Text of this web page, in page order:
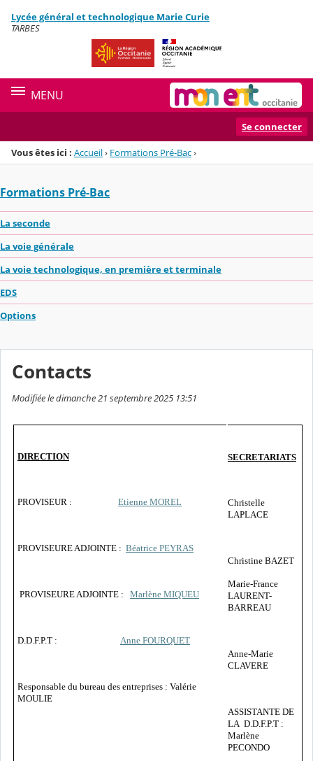
Menu de la rubrique
Contenu
Lycée général et technologique Marie Curie
TARBES
MENU
Se connecter
Vous êtes ici : Accueil› Formations Pré-Bac›
Formations Pré-Bac
La seconde
La voie générale
La voie technologique, en première et terminale
EDS
Options
Contacts
Modifiée le dimanche 21 septembre 2025 13:51
DIRECTION
PROVISEUR : Etienne MOREL
PROVISEURE ADJOINTE : Béatrice PEYRAS
PROVISEURE ADJOINTE : Marlène MIQUEU
D.D.F.P.T : Anne FOURQUET
Responsable du bureau des entreprises : Valérie
MOULIE
SECRETARIATS
Christelle
LAPLACE
Christine BAZET
Marie-France
LAURENT-
BARREAU
Anne-Marie
CLAVERE
ASSISTANTE DE
LA D.D.F.P.T :
Marlène
PECONDO